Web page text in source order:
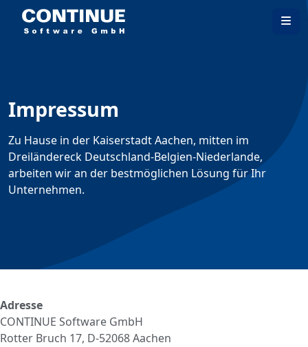
Impressum
Zu Hause in der Kaiserstadt Aachen, mitten im
Dreiländereck Deutschland-Belgien-Niederlande,
arbeiten wir an der bestmöglichen Lösung für Ihr
Unternehmen.
Adresse
CONTINUE Software GmbH
Rotter Bruch 17, D-52068 Aachen